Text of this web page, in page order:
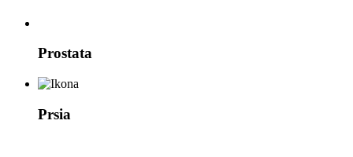
Prostata
Prsia